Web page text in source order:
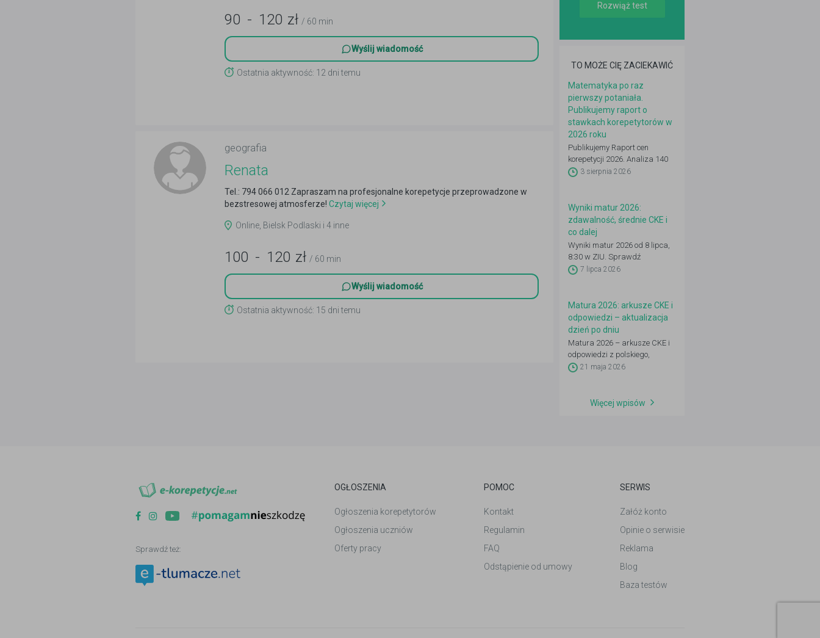
90 - 120 zł / 60 min
Wyślij wiadomość
Ostatnia aktywność: 12 dni temu
geografia
Renata
Tel.: 794 066 012 Zapraszam na profesjonalne korepetycje przeprowadzone w
bezstresowej atmosferze! Czytaj więcej
Online, Bielsk Podlaski i 4 inne
100 - 120 zł / 60 min
Wyślij wiadomość
Ostatnia aktywność: 15 dni temu
Rozwiąż test
TO MOŻE CIĘ ZACIEKAWIĆ
Matematyka po raz
pierwszy potaniała.
Publikujemy raport o
stawkach korepetytorów w
2026 roku
Publikujemy Raport cen
korepetycji 2026. Analiza 140
648 ogłoszeń: 22 przedmioty,
3 sierpnia 2026
Wyniki matur 2026:
zdawalność, średnie CKE i
co dalej
Wyniki matur 2026 od 8 lipca,
8:30 w ZIU. Sprawdź
zdawalność, średnie CKE i co
7 lipca 2026
Matura 2026: arkusze CKE i
odpowiedzi – aktualizacja
dzień po dniu
Matura 2026 – arkusze CKE i
odpowiedzi z polskiego,
matematyki, angielskiego oraz
maja po godz. 14:00.
21 maja 2026
Więcej wpisów
Sprawdź też:
OGŁOSZENIA
Ogłoszenia korepetytorów
Ogłoszenia uczniów
Oferty pracy
POMOC
Kontakt
Regulamin
FAQ
Odstąpienie od umowy
SERWIS
Załóż konto
Opinie o serwisie
Reklama
Blog
Baza testów